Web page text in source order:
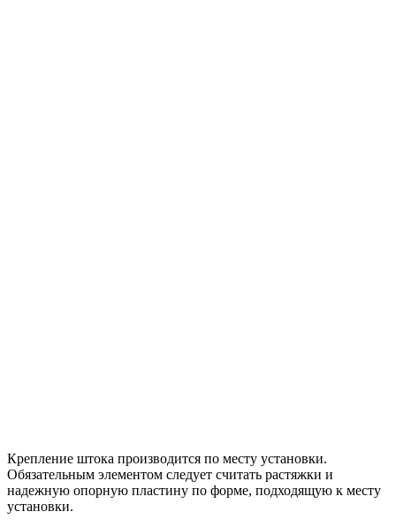
Крепление штока производится по месту установки.
Обязательным элементом следует считать растяжки и
надежную опорную пластину по форме, подходящую к месту
установки.